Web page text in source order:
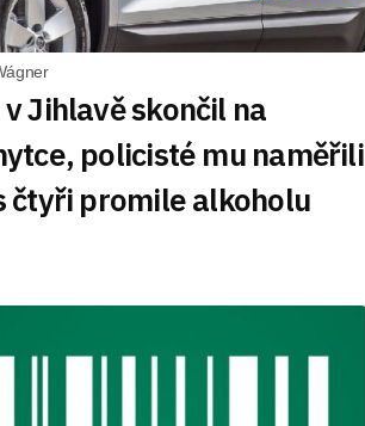
v Jihlavě skončil na
policisté mu naměřili
čtyři promile alkoholu